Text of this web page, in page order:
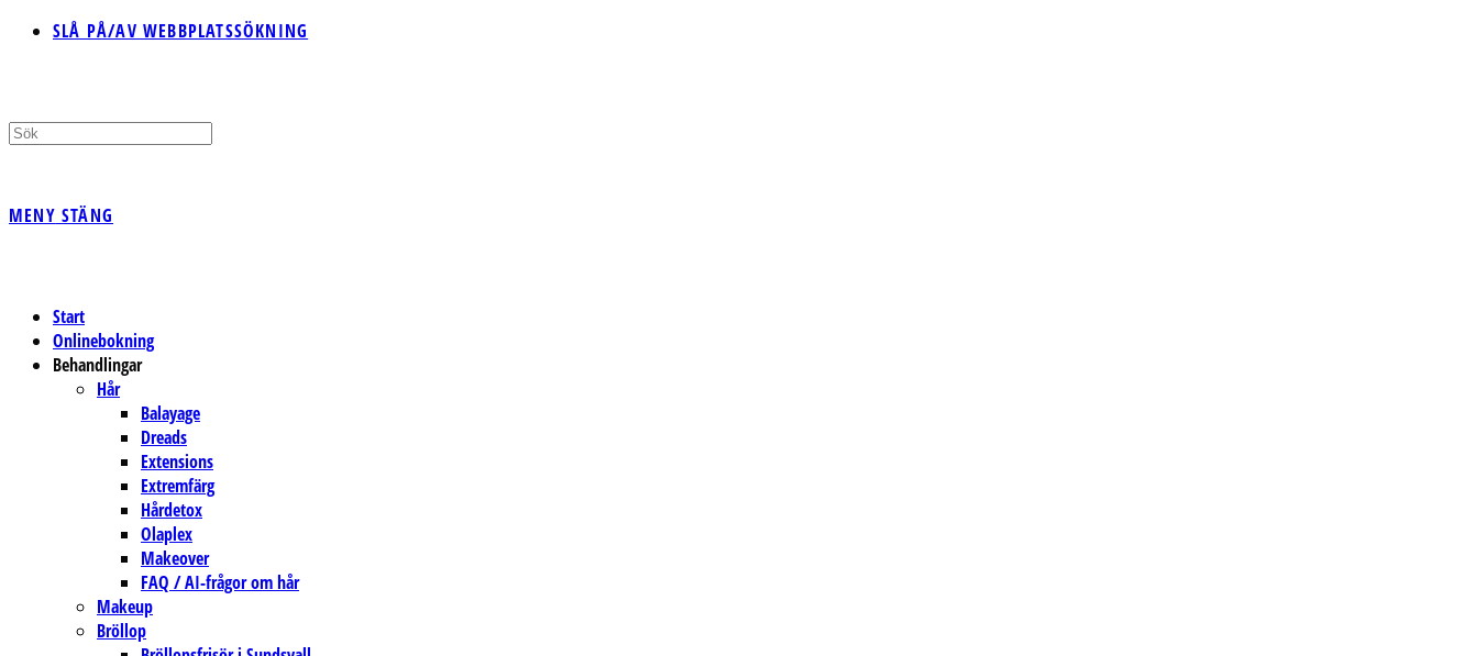
SLÅ PÅ/AV WEBBPLATSSÖKNING
MENY STÄNG
Start
Onlinebokning
Behandlingar
Hår
Balayage
Dreads
Extensions
Extremfärg
Hårdetox
Olaplex
Makeover
FAQ / AI-frågor om hår
Makeup
Bröllop